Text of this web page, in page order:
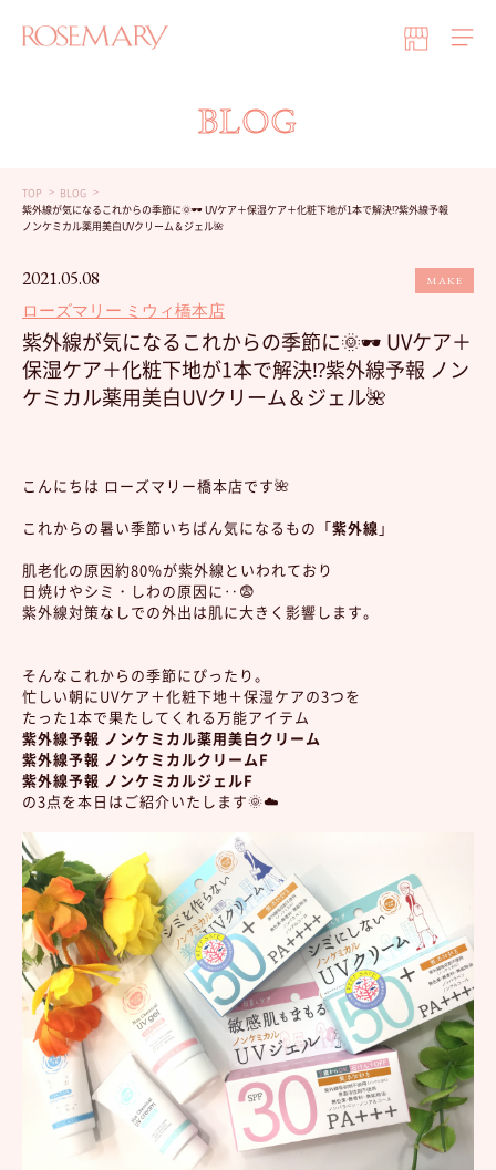
BLOG
TOP
BLOG
紫外線が気になるこれからの季節に🌞🕶 UVケア＋保湿ケア＋化粧下地が1本で解決⁉️紫外線予報
ノンケミカル薬用美白UVクリーム＆ジェル🌺
2021.05.08
ローズマリー ミウィ橋本店
MAKE
紫外線が気になるこれからの季節に🌞🕶 UVケア＋
保湿ケア＋化粧下地が1本で解決⁉️紫外線予報 ノン
ケミカル薬用美白UVクリーム＆ジェル🌺
こんにちは ローズマリー橋本店です🌺
これからの暑い季節いちばん気になるもの「紫外線 」
肌老化の原因約80%が紫外線といわれており
日焼けやシミ・しわの原因に‥😨
紫外線対策なしでの外出は肌に大きく影響します。
そんなこれからの季節にぴったり。
忙しい朝にUVケア＋化粧下地＋保湿ケアの3つを
たった1本で果たしてくれる万能アイテム
紫外線予報 ノンケミカル薬用美白クリーム
紫外線予報 ノンケミカルクリームF
紫外線予報 ノンケミカルジェルF
の3点を本日はご紹介いたします🌞☁️